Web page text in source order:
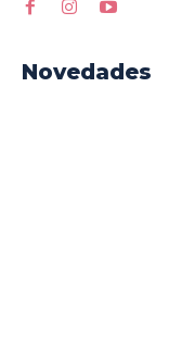
Novedades